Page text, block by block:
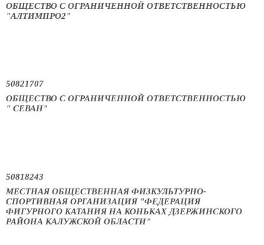
ОБЩЕСТВО С ОГРАНИЧЕННОЙ ОТВЕТСТВЕННОСТЬЮ
"АЛТИМПРО2"
50821707
ОБЩЕСТВО С ОГРАНИЧЕННОЙ ОТВЕТСТВЕННОСТЬЮ
" СЕВАН"
50818243
МЕСТНАЯ ОБЩЕСТВЕННАЯ ФИЗКУЛЬТУРНО-
СПОРТИВНАЯ ОРГАНИЗАЦИЯ "ФЕДЕРАЦИЯ
ФИГУРНОГО КАТАНИЯ НА КОНЬКАХ ДЗЕРЖИНСКОГО
РАЙОНА КАЛУЖСКОЙ ОБЛАСТИ"